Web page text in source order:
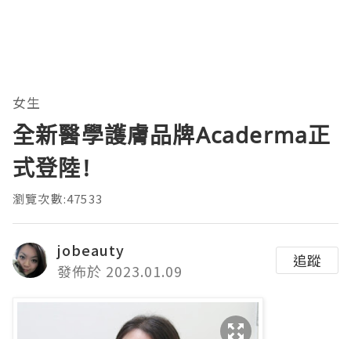
女生
全新醫學護膚品牌Acaderma正
式登陸!
瀏覽次數:47533
jobeauty
發佈於 2023.01.09
追蹤